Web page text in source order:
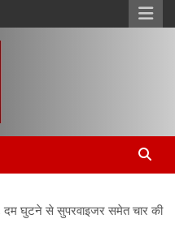
दम घुटने से सुपरवाइजर समेत चार की